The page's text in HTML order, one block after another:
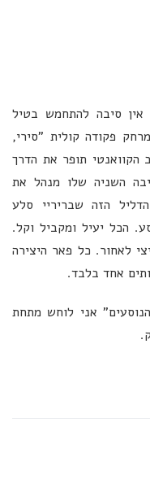
אין סיבה להתחמש בטיל
פקודה קולית "סירי,
תופר את הדרך
השניה שלו מנהל את
הזה שבריריי סלע
הכל יעיל ומקביל וקל.
לאחור. כל פאר היצירה
אחד בלבד.
אני לוחש מתחת